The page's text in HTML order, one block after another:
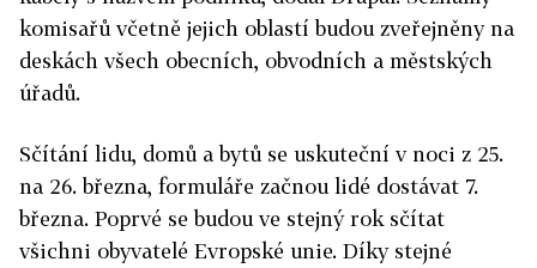
komisařů včetně jejich oblastí budou zveřejněny na
deskách všech obecních, obvodních a městských
úřadů.
Sčítání lidu, domů a bytů se uskuteční v noci z 25.
na 26. března, formuláře začnou lidé dostávat 7.
března. Poprvé se budou ve stejný rok sčítat
všichni obyvatelé Evropské unie. Díky stejné